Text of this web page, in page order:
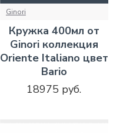
Ginori
Кружка 400мл от
Ginori коллекция
Oriente Italiano цвет
Bario
18975 руб.